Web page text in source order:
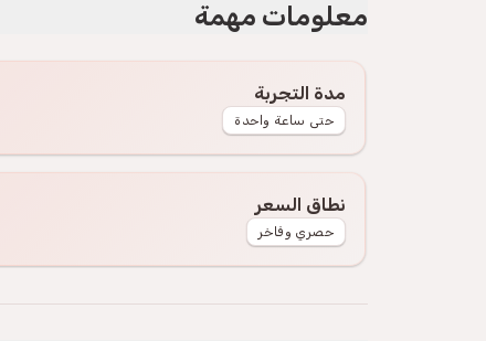
معلومات مهمة
مدة التجربة
حتى ساعة واحدة
نطاق السعر
حصري وفاخر